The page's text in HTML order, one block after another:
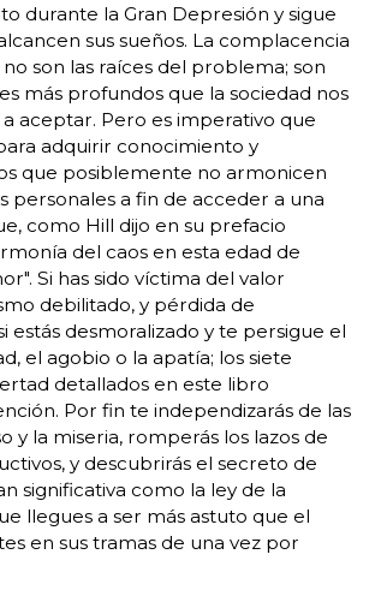
durante la Gran Depresión y sigue
sus sueños. La complacencia
son las raíces del problema; son
más profundos que la sociedad nos
aceptar. Pero es imperativo que
adquirir conocimiento y
que posiblemente no armonicen
personales a fin de acceder a una
como Hill dijo en su prefacio
del caos en esta edad de
Si has sido víctima del valor
debilitado, y pérdida de
estás desmoralizado y te persigue el
el agobio o la apatía; los siete
detallados en este libro
Por fin te independizarás de las
y la miseria, romperás los lazos de
y descubrirás el secreto de
significativa como la ley de la
llegues a ser más astuto que el
en sus tramas de una vez por